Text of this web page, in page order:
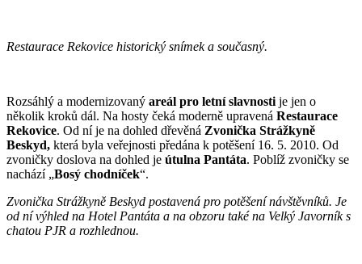
Restaurace Rekovice historický snímek a současný.
Rozsáhlý a modernizovaný areál pro letní slavnostije jen o
několik kroků dál. Na hosty čeká moderně upravená Restaurace
Rekovice. Od ní je na dohled dřevěná Zvonička Strážkyně
Beskyd, která byla veřejnosti předána k potěšení 16. 5. 2010. Od
zvoničky doslova na dohled je útulna Pantáta. Poblíž zvoničky se
nachází „Bosý chodníček“.
Zvonička Strážkyně Beskyd postavená pro potěšení návštěvníků. Je
od ní výhled na Hotel Pantáta a na obzoru také na Velký Javorník s
chatou PJR a rozhlednou.